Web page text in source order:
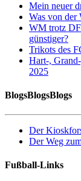
Mein neuer
Was von der
WM trotz
günstiger?
Trikots des
Hart-,
2025
BlogsBlogsBlogs
Der
Der Weg
Fußball-Links